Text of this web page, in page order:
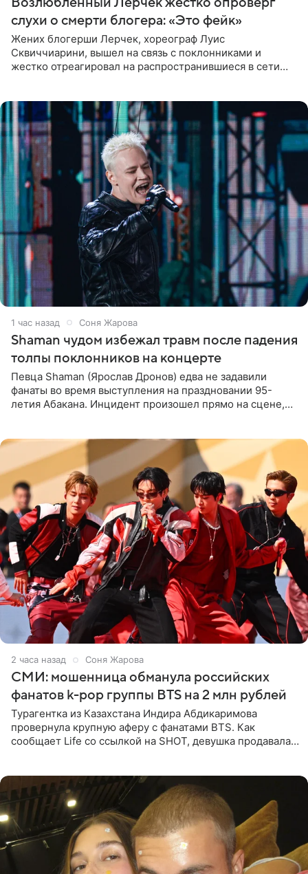
слухи о смерти блогера: «Это фейк»
Жених блогерши Лерчек, хореограф Луис
Сквиччиарини, вышел на связь с поклонниками и
жестко отреагировал на распространившиеся в сети
1 час назад Соня Жарова
Shaman чудом избежал травм после падения
толпы поклонников на концерте
Певца Shaman (Ярослав Дронов) едва не задавили
фанаты во время выступления на праздновании 95-
летия Абакана. Инцидент произошел прямо на сцене,
2 часа назад Соня Жарова
СМИ: мошенница обманула российских
фанатов k-pop группы BTS на 2 млн рублей
Турагентка из Казахстана Индира Абдикаримова
провернула крупную аферу с фанатами BTS. Как
сообщает Life со ссылкой на SHOT, девушка продавала